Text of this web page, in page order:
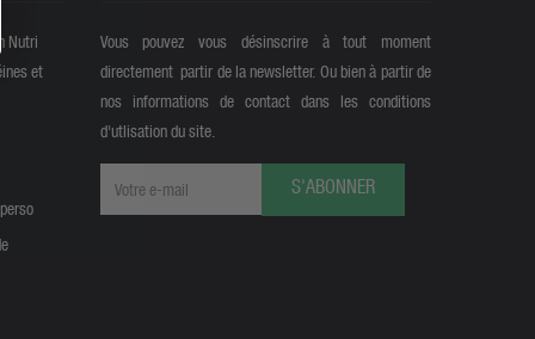
Nutri
et
Vous pouvez vous désinscrire à tout moment
directement partir de la newsletter. Ou bien à partir de
nos informations de contact dans les conditions
d'utlisation du site.
S'ABONNER